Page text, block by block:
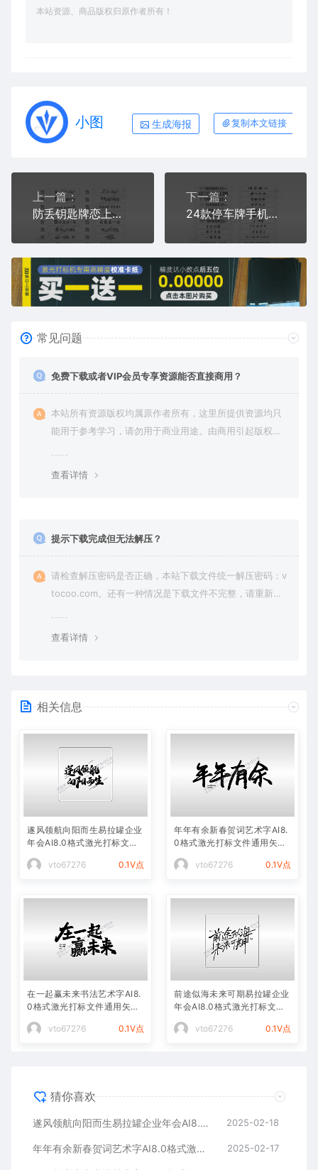
本站资源、商品版权归原作者所有！
小图 生成海报 复制本文链接
上一篇：
防丢钥匙牌恋上有你的日子因为爱情矢量图镭射激光打标文件
下一篇：
24款停车牌手机号牌挪车电话移车电话临时停车牌矢量图镭射激光打标文件
常见问题
免费下载或者VIP会员专享资源能否直接商用？
本站所有资源版权均属原作者所有，这里所提供资源均只
能用于参考学习，请勿用于商业用途。由商用引起版权纠
查看详情
提示下载完成但无法解压？
请检查解压密码是否正确，本站下载文件统一解压密码：v
tocoo.com。还有一种情况是下载文件不完整，请重新下
查看详情
相关信息
遂风领航向阳而生易拉罐企业
年会AI8.0格式激光打标文件
vto67276
0.1V点
年年有余新春贺词艺术字AI8.
0格式激光打标文件通用矢量
vto67276
0.1V点
在一起赢未来书法艺术字AI8.
0格式激光打标文件通用矢量
图
vto67276
0.1V点
前途似海未来可期易拉罐企业
年会AI8.0格式激光打标文件
通用矢量图
vto67276
0.1V点
猜你喜欢
遂风领航向阳而生易拉罐企业年会AI8.0格式激光打标文件通用矢量图 2025-02-18
年年有余新春贺词艺术字AI8.0格式激光打标文件通用矢量图 2025-02-17